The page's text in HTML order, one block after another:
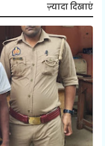
ज़्यादा दिखाएं